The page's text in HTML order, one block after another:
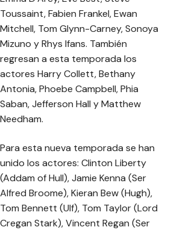
Toussaint, Fabien Frankel, Ewan
Mitchell, Tom Glynn-Carney, Sonoya
Mizuno y Rhys Ifans. También
regresan a esta temporada los
actores Harry Collett, Bethany
Antonia, Phoebe Campbell, Phia
Saban, Jefferson Hall y Matthew
Needham.
Para esta nueva temporada se han
unido los actores: Clinton Liberty
(Addam of Hull), Jamie Kenna (Ser
Alfred Broome), Kieran Bew (Hugh),
Tom Bennett (Ulf), Tom Taylor (Lord
Cregan Stark), Vincent Regan (Ser